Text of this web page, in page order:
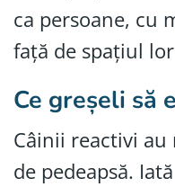
ca persoane, cu
față de spațiul
Ce greșeli să
Câinii reactivi au
de pedeapsă.